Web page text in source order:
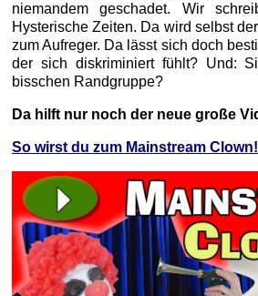
niemandem geschadet. Wir
Hysterische Zeiten. Da wird selbst
zum Aufreger. Da lässt sich doch
der sich diskriminiert fühlt? Und:
bisschen Randgruppe?
Da hilft nur noch der neue große
So wirst du zum Mainstream Clown!